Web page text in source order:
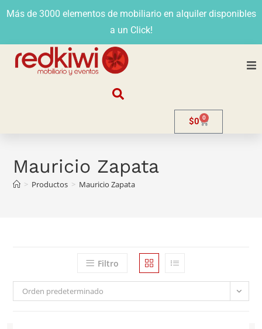
Más de 3000 elementos de mobiliario en alquiler disponibles
a un Click!
Contacto
$0 0
Mauricio Zapata
> Productos > Mauricio Zapata
Filtro
Orden predeterminado